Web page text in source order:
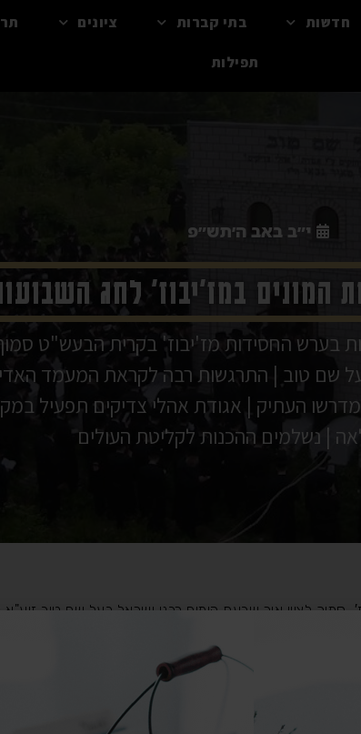
חדשות בתי קברות ציונים
תפילות
י״ב באב ה׳תש״פ
המונים במז'יבוז' לחג
בערש החסידות מז'יבוז' בקרית הבעש"ט סמוך
שם טוב | התרגשות רבה לקראת המעמד
העתיק | אגודת אהלי צדיקים תפעיל
| נשלמים ההכנות לקליטת העולים
לציון אור שבעת הימים רבנו ישראל בעל שם טוב זיע"א
את קריית הבעש"ט במז′יבוז′, הכוללת את מתחם הציון,
נמצאים במקום על מנת להיערך כראוי.